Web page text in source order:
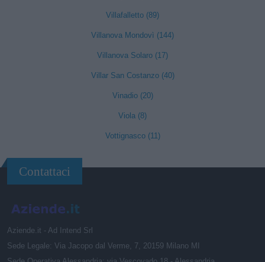
Villafalletto (89)
Villanova Mondovì (144)
Villanova Solaro (17)
Villar San Costanzo (40)
Vinadio (20)
Viola (8)
Vottignasco (11)
Contattaci
Aziende.it - Ad Intend Srl
Sede Legale: Via Jacopo dal Verme, 7, 20159 Milano MI